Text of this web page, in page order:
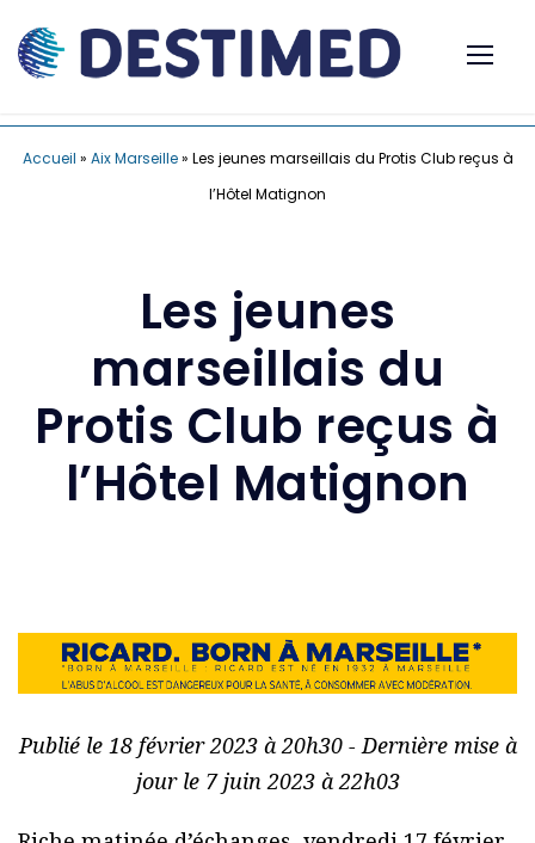
Accueil » Aix Marseille» Les jeunes marseillais du Protis Club reçus à
l’Hôtel Matignon
Les jeunes
marseillais du
Protis Club reçus à
l’Hôtel Matignon
Publié le 18 février 2023 à 20h30 - Dernière mise à
jour le 7 juin 2023 à 22h03